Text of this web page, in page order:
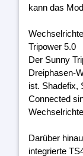
kann das
Tripower 5.0
Der Sunny
Dreiphasen-
ist. Shadefix,
Connected
Darüber
integrierte